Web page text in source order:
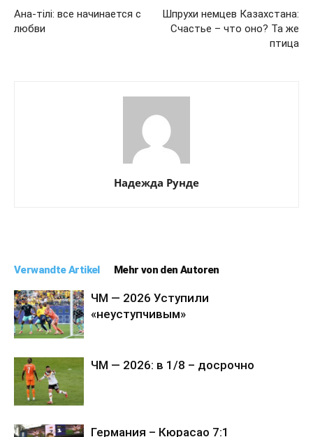
Ана-тiлi: все начинается с
любви
Шпрухи немцев Казахстана:
Счастье – что оно? Та же
птица
Надежда Рунде
Verwandte Artikel Mehr von den Autoren
ЧМ — 2026 Уступили
«неуступчивым»
ЧМ — 2026: в 1/8 – досрочно
Германия – Кюрасао 7:1